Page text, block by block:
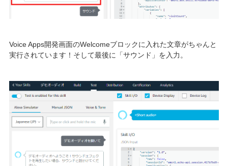
Voice Apps開発画面のWelcomeブロックに入れた文章がちゃんと
実行されています！そして最後に「サウンド」を入力。